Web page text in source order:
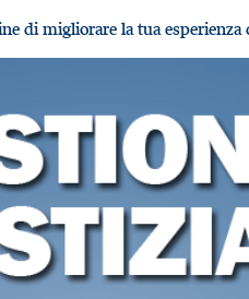
di migliorare la tua esperienza